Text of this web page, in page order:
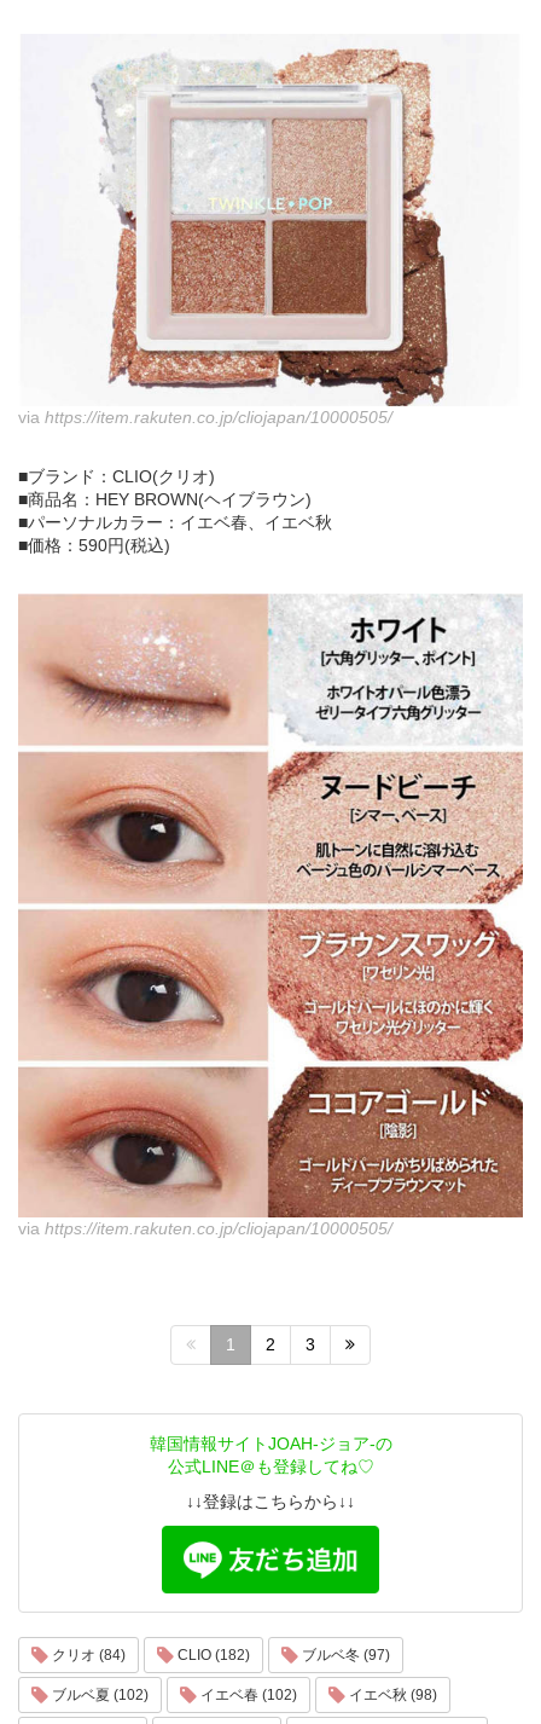
via https://item.rakuten.co.jp/cliojapan/10000505/
■ブランド：CLIO(クリオ)
■商品名：HEY BROWN(ヘイブラウン)
■パーソナルカラー：イエベ春、イエベ秋
■価格：590円(税込)
via https://item.rakuten.co.jp/cliojapan/10000505/
1 2 3
韓国情報サイトJOAH-ジョア-の
公式LINE＠も登録してね♡
↓↓登録はこちらから↓↓
クリオ (84) CLIO (182) ブルベ冬 (97)
ブルベ夏 (102) イエベ春 (102) イエベ秋 (98)